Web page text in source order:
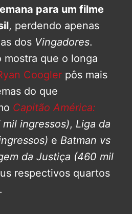
para um filme
, perdendo apenas
dos Vingadores.
mostra que o longa
Coogler pôs mais
do que
Capitão América:
mil ingressos), Liga da
e Batman vs
da Justiça (460 mil
respectivos quartos